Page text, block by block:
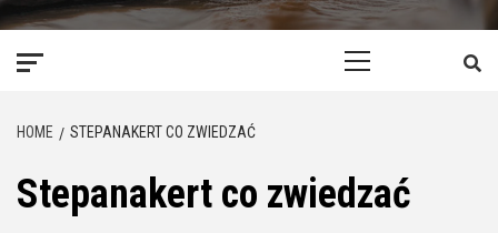
HOME STEPANAKERT CO ZWIEDZAĆ
Stepanakert co zwiedzać